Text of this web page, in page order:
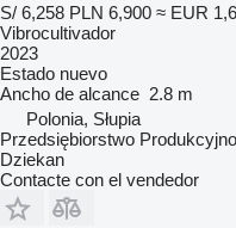
S/ 6,258 PLN 6,900 ≈ EUR
Vibrocultivador
2023
Estado nuevo
Ancho de alcance 2.8 m
Polonia, Słupia
Przedsiębiorstwo
Dziekan
Contacte con el vendedor